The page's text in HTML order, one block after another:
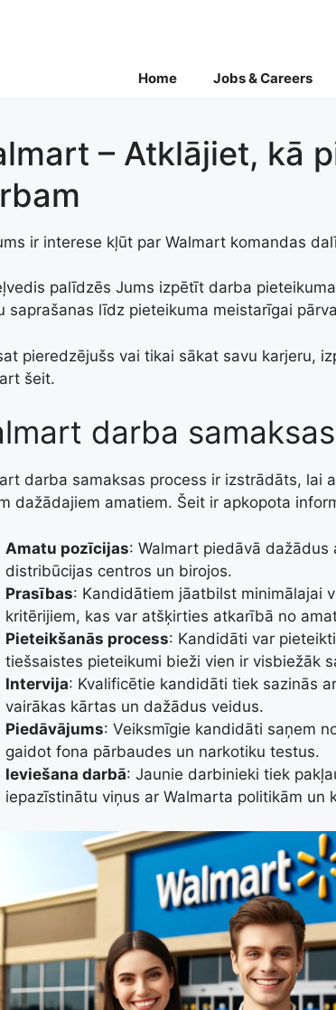
Home Jobs & Careers
– Atklājiet, kā
ir interese kļūt par Walmart komandas
palīdzēs Jums izpētīt darba
saprašanas līdz pieteikuma meistarīgai
pieredzējušs vai tikai sākat savu karjeru,
šeit.
darba
darba samaksas process ir izstrādāts, lai
dažādajiem amatiem. Šeit ir apkopota
Amatu pozīcijas: Walmart piedāvā dažādus
distribūcijas centros un birojos.
Prasības: Kandidātiem jāatbilst minimālajai
kritērijiem, kas var atšķirties atkarībā no
Pieteikšanās process: Kandidāti var
tiešsaistes pieteikumi bieži vien ir visbiežāk
Intervija: Kvalificētie kandidāti tiek sazinās
vairākas kārtas un dažādus veidus.
Piedāvājums: Veiksmīgie kandidāti saņem
gaidot fona pārbaudes un narkotiku testus.
Ieviešana darbā: Jaunie darbinieki tiek
iepazīstinātu viņus ar Walmarta politikām un